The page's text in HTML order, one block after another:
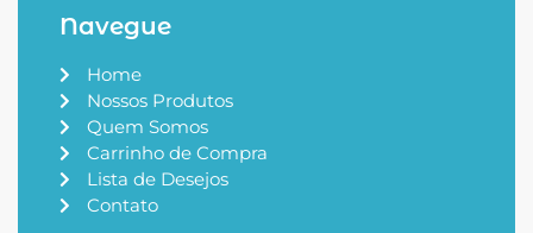
Navegue
Home
Nossos Produtos
Quem Somos
Carrinho de Compra
Lista de Desejos
Contato